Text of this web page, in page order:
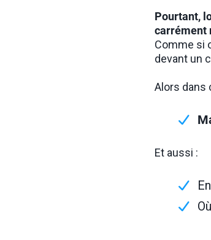
Pourtant,
carrément
Comme si
devant un
Alors dans
Et aussi :